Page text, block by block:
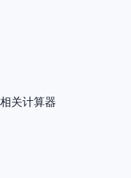
相关计算器